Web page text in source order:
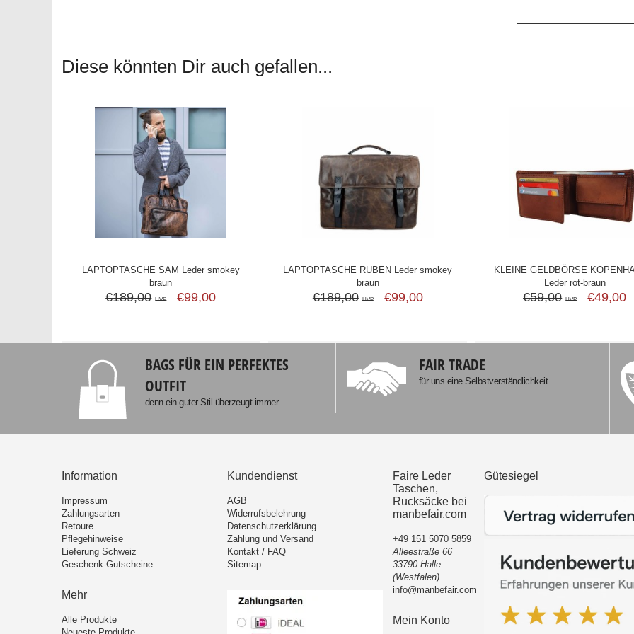
Diese könnten Dir auch gefallen...
LAPTOPTASCHE SAM Leder smokey
braun
€189,00 UVP €99,00
LAPTOPTASCHE RUBEN Leder smokey
braun
€189,00 UVP €99,00
KLEINE GELDBÖRSE
Leder rot-braun
€59,00 UVP €49,00
BAGS FÜR EIN PERFEKTES
OUTFIT
denn ein guter Stil überzeugt immer
FAIR TRADE
für uns eine Selbstverständlichkeit
Information
Impressum
Zahlungsarten
Retoure
Pflegehinweise
Lieferung Schweiz
Geschenk-Gutscheine
Mehr
Alle Produkte
Kundendienst
AGB
Widerrufsbelehrung
Datenschutzerklärung
Zahlung und Versand
Kontakt / FAQ
Sitemap
Faire Leder
Taschen,
Rucksäcke bei
manbefair.com
+49 151 5070 5859
Alleestraße 66
33790 Halle
(Westfalen)
info@manbefair.com
Mein Konto
Gütesiegel